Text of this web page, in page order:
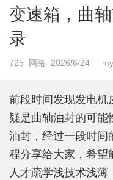
变速箱，曲
录
725 网络 2026/6/24
前段时间发现发电机
疑是曲轴油封的可能
油封，经过一段时间
程分享给大家，希望
人才疏学浅技术浅